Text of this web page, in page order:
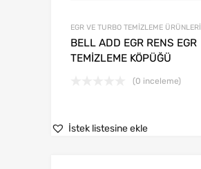
EGR VE TURBO TEMİZLEME ÜRÜNLERİ
BELL ADD EGR RENS EGR
TEMİZLEME KÖPÜĞÜ
(0 inceleme)
İstek listesine ekle